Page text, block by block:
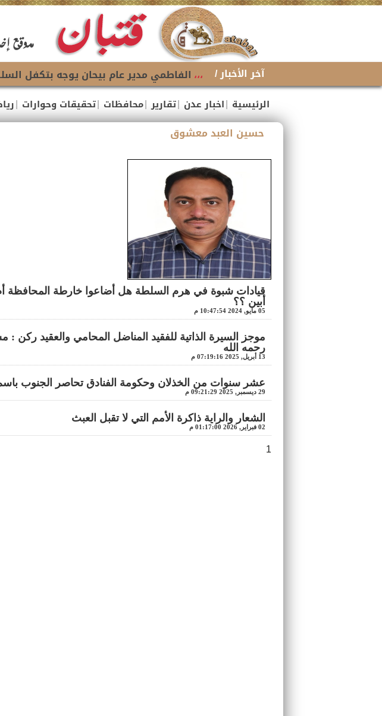
الرئيسية |اخبار عدن |تقارير |محافظات |تحقيقات وحوارات |
آخر الأخبار / ،،، الفاطمي مدير عام بيحان يوجه بتكفل
حسين العبد معشوق
قيادات شبوة في هرم السلطة هل أضاعوا خارطة المحافظة
أبين ؟؟
05 مايو, 2024 10:47:54 م
موجز السيرة الذاتية للفقيد المناضل المحامي والعقيد
رحمه الله
13 أبريل, 2025 07:19:16 م
عشر سنوات من الخذلان وحكومة الفنادق تحاصر الجنوب
29 ديسمبر, 2025 09:21:29 م
الشعار والراية ذاكرة الأمم التي لا تقبل العبث
02 فبراير, 2026 01:17:00 م
1